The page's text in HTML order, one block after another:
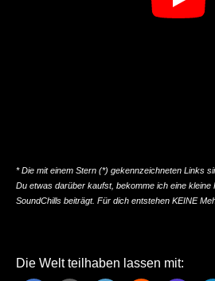
* Die mit einem Stern (*) gekennzeichneten Links
Du etwas darüber kaufst, bekomme ich eine kleine
SoundChills beiträgt. Für dich entstehen KEINE
Die Welt teilhaben lassen mit: